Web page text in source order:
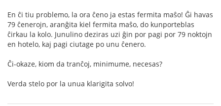
En ĉi tiu problemo, la ora ĉeno ja estas fermita maŝo! Ĝi havas
79 ĉenerojn, aranĝita kiel fermita maŝo, do kunporteblas
ĉirkau la kolo. Junulino deziras uzi ĝin por pagi por 79 noktojn
en hotelo, kaj pagi ciutage po unu ĉenero.
Ĉi-okaze, kiom da tranĉoj, minimume, necesas?
Verda stelo por la unua klarigita solvo!